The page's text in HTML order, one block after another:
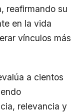
reafirmando su
en la vida
vínculos más
a cientos
relevancia y